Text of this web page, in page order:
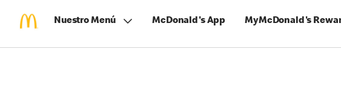
Nuestro Menú McDonald's App MyMcDonald's